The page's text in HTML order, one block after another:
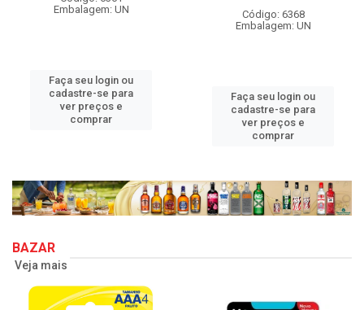
Embalagem: UN
Faça seu login ou
cadastre-se para
ver preços e
comprar
Código: 6368
Embalagem: UN
Faça seu login ou
cadastre-se para
ver preços e
comprar
BAZAR
Veja mais